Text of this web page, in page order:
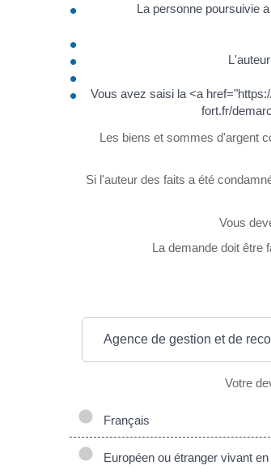
La personne poursuivie
Vous avez saisi la <a
fort.fr/
Les biens et sommes d'argent
Si l'auteur des faits a été
Vous
La demande doit être
Agence de gestion et de
Votre
Français
Européen ou étranger vivant